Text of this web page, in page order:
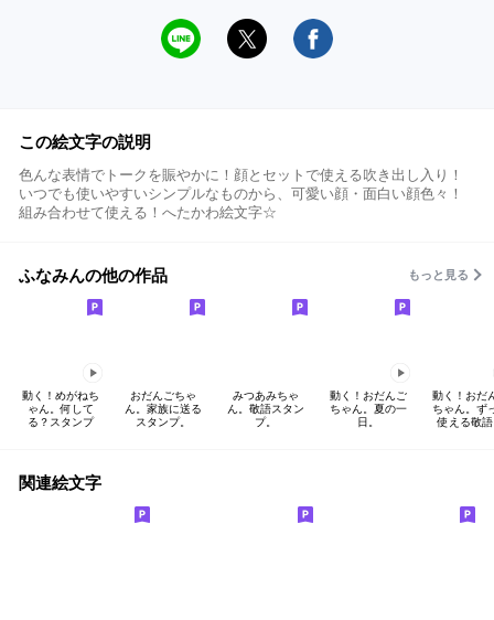
この絵文字の説明
色んな表情でトークを賑やかに！顔とセットで使える吹き出し入り！
いつでも使いやすいシンプルなものから、可愛い顔・面白い顔色々！
組み合わせて使える！へたかわ絵文字☆
ふなみんの他の作品 もっと見る
動く！めがねち
ゃん。何して
る？スタンプ
おだんごちゃ
ん。家族に送る
スタンプ。
みつあみちゃ
ん。敬語スタン
プ。
動く！おだんご
ちゃん。夏の一
日。
動く！おだ
ちゃん。ず
使える敬
関連絵文字